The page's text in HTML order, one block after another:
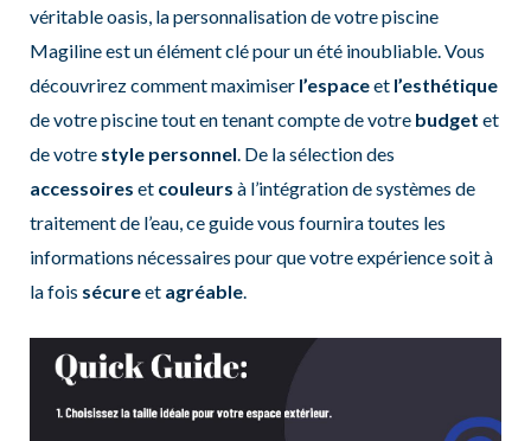
véritable oasis, la personnalisation de votre piscine
Magiline est un élément clé pour un été inoubliable. Vous
découvrirez comment maximiser l’espaceet l’esthétique
de votre piscine tout en tenant compte de votre budget et
de votre style personnel . De la sélection des
accessoires et couleurs à l’intégration de systèmes de
traitement de l’eau, ce guide vous fournira toutes les
informations nécessaires pour que votre expérience soit à
la fois sécureet agréable.